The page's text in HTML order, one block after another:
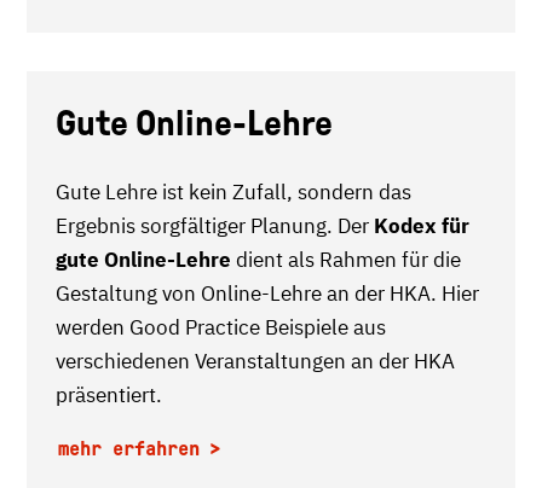
Gute Online-Lehre
Gute Lehre ist kein Zufall, sondern das
Ergebnis sorgfältiger Planung. Der Kodex für
gute Online-Lehre dient als Rahmen für die
Gestaltung von Online-Lehre an der HKA. Hier
werden Good Practice Beispiele aus
verschiedenen Veranstaltungen an der HKA
präsentiert.
mehr erfahren